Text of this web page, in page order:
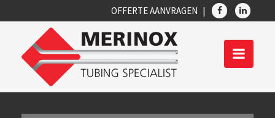
OFFERTE AANVRAGEN